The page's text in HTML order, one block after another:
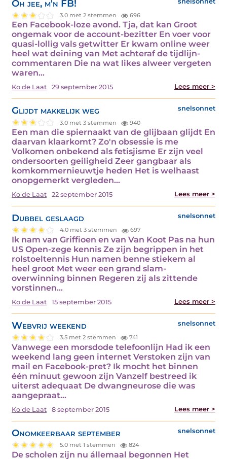
Oh jee, m'n FB!
3.0 met 2 stemmen 696
Een Facebook-loze avond. Tja, dat kan Groot
ongemak voor de account-bezitter En voer voor
quasi-lollig vals getwitter Er kwam online weer
heel wat deining van Met achteraf de tijdlijn-
commentaren Die na wat likes alweer vergeten
waren…
Ko de Laat 29 september 2015 Lees meer >
Glijdt makkelijk weg snelsonnet
3.0 met 3 stemmen 940
Een man die spiernaakt van de glijbaan glijdt En
daarvan klaarkomt? Zo'n obsessie is me
Volkomen onbekend als fetisjisme Er zijn veel
ondersoorten geiligheid Zeer gangbaar als
komkommernieuwtje heden Het is welhaast
onopgemerkt vergleden…
Ko de Laat 22 september 2015 Lees meer >
Dubbel geslaagd snelsonnet
4.0 met 3 stemmen 697
Ik nam van Griffioen en van Van Koot Pas na hun
US Open-zege kennis Ze zijn begrippen in het
rolstoeltennis Hun namen benne stiekem al
heel groot Met weer een grand slam-
overwinning binnen Regeren zij als zittende
vorstinnen…
Ko de Laat 15 september 2015 Lees meer >
Webvrij weekend snelsonnet
3.5 met 2 stemmen 741
Vanwege een morsdode telefoonlijn Had ik een
weekend lang geen internet Verstoken zijn van
mail en Facebook-pret? Ik mocht het binnen
één minuut gewoon zijn Vanzelf bestreed ik
uiterst adequaat De dwangneurose die was
aangepraat…
Ko de Laat 8 september 2015 Lees meer >
Onomkeerbaar september snelsonnet
5.0 met 1 stemmen 824
De scholen zijn nu állemaal begonnen Het